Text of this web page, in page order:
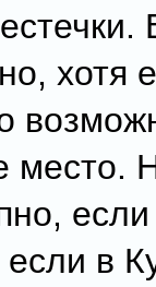
хотя
место.
в